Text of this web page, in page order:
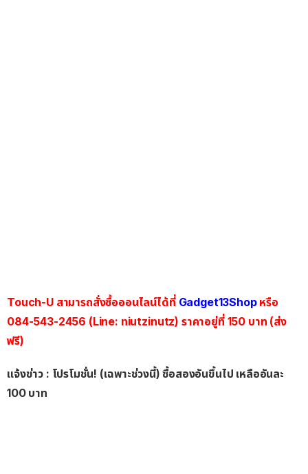
Touch-U สามารถสั่งซื้อออนไลน์ได้ที่ Gadget13Shop หรือ
084-543-2456 (Line: niutzinutz) ราคาอยู่ที่ 150 บาท (ส่ง
ฟรี)
แจ้งข่าว : โปรโมชั่น! (เฉพาะช่วงนี้) ซื้อสองอันขึ้นไป เหลืออันละ
100 บาท